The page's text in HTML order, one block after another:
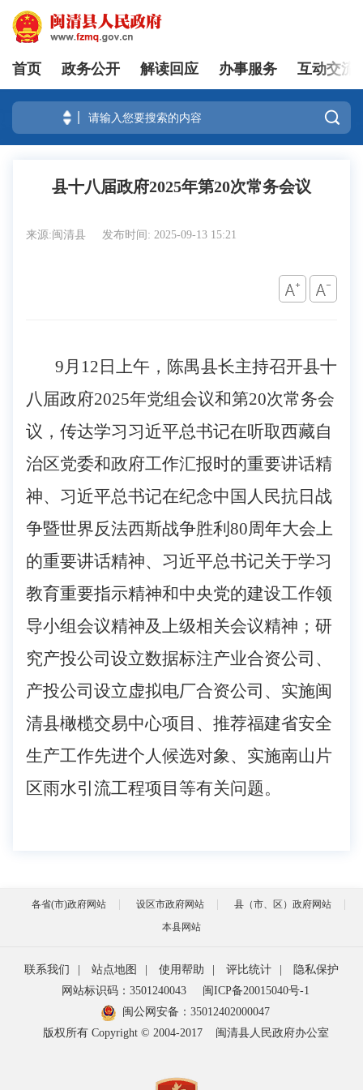
登录
首页 政务公开 解读回应 办事服务 互动交流

县十八届政府2025年第20次常务会议
来源:闽清县 发布时间: 2025-09-13 15:21
9月 12 日 上午 ，陈禺县长主持召开县十
八届政府2025年党组会议和第20次常务会
议， 传达学习习近平总书记在听取西藏自
治区党委和政府工作汇报时的重要讲话精
神、习近平总书记在纪念中国人民抗日战
争暨世界反法西斯战争胜利80周年大会上
的重要讲话精神、习近平总书记关于学习
教育重要指示精神和中央党的建设工作领
导小组会议精神及上级相关会议精神；研
究产投公司设立数据标注产业合资公司、
产投公司设立虚拟电厂合资公司、实施闽
清县橄榄交易中心项目、推荐福建省安全
生产工作先进个人候选对象、实施南山片
区雨水引流工程项目等有关问题。
各省(市)政府网站 设区市政府网站
县（市、区）政府网站
本县网站
联系我们 站点地图 使用帮助 评比统计
隐私保护
网站标识码：3501240043
闽ICP备20015040号-1
闽公网安备： 35012402000047
版权所有 Copyright © 2004-2017
闽清县人民政府办公室